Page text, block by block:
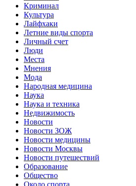
Криминал
Культура
Лайфхаки
Летние виды спорта
Личный счет
Люди
Места
Мнения
Мода
Народная медицина
Наука
Наука и техника
Недвижимость
Новости
Новости ЗОЖ
Новости медицины
Новости Москвы
Новости путешествий
Образование
Общество
Около спорта